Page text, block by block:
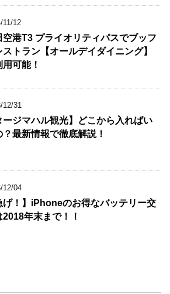
11/12
空港T3 プライオリティパスでブッフ
ストラン【オールデイダイニング】
可能！
12/31
ージマハル観光】どこから入ればい
？最新情報で徹底解説！
12/04
げ！】iPhoneのお得なバッテリー交
2018年末まで！！